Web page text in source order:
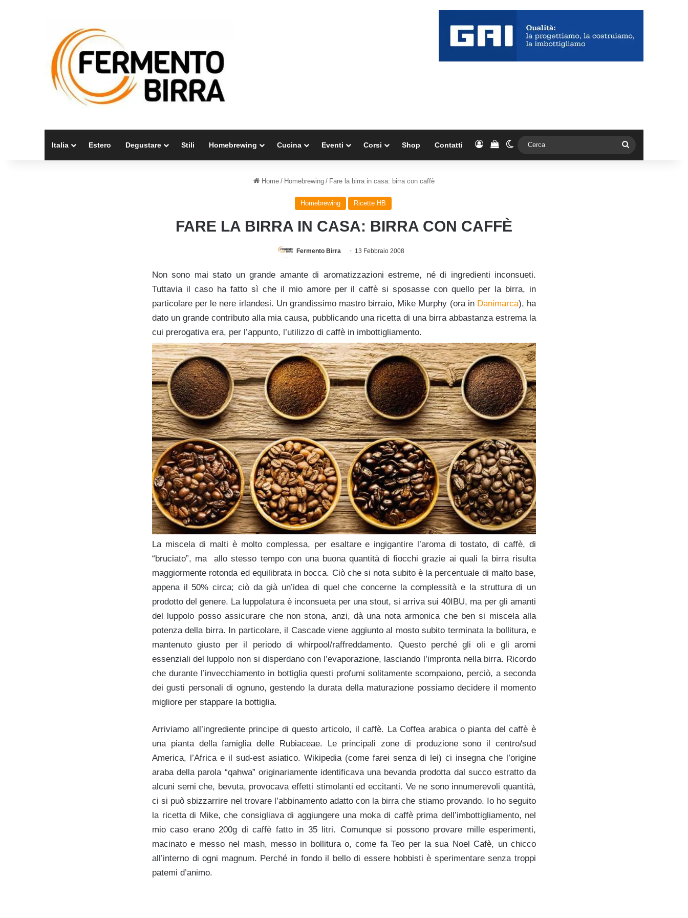
Italia Estero Degustare Stili Homebrewing Cucina Eventi Corsi Shop Contatti AccediVedi il carrello
Cambia aspetto
Home / Homebrewing / Fare la birra in casa: birra con caffè
Homebrewing Ricette HB
FARE LA BIRRA IN CASA: BIRRA CON CAFFÈ
Fermento Birra 13 Febbraio 2008
Non sono mai stato un grande amante di aromatizzazioni estreme, né di ingredienti inconsueti.
Tuttavia il caso ha fatto sì che il mio amore per il caffè si sposasse con quello per la birra, in
particolare per le nere irlandesi. Un grandissimo mastro birraio, Mike Murphy (ora in Danimarca), ha
dato un grande contributo alla mia causa, pubblicando una ricetta di una birra abbastanza estrema la
cui prerogativa era, per l’appunto, l’utilizzo di caffè in imbottigliamento.
La miscela di malti è molto complessa, per esaltare e ingigantire l’aroma di tostato, di caffè, di
“bruciato”, ma allo stesso tempo con una buona quantità di fiocchi grazie ai quali la birra risulta
maggiormente rotonda ed equilibrata in bocca. Ciò che si nota subito è la percentuale di malto base,
appena il 50% circa; ciò da già un’idea di quel che concerne la complessità e la struttura di un
prodotto del genere. La luppolatura è inconsueta per una stout, si arriva sui 40IBU, ma per gli amanti
del luppolo posso assicurare che non stona, anzi, dà una nota armonica che ben si miscela alla
potenza della birra. In particolare, il Cascade viene aggiunto al mosto subito terminata la bollitura, e
mantenuto giusto per il periodo di whirpool/raffreddamento. Questo perché gli oli e gli aromi
essenziali del luppolo non si disperdano con l’evaporazione, lasciando l’impronta nella birra. Ricordo
che durante l’invecchiamento in bottiglia questi profumi solitamente scompaiono, perciò, a seconda
dei gusti personali di ognuno, gestendo la durata della maturazione possiamo decidere il momento
migliore per stappare la bottiglia.
Arriviamo all’ingrediente principe di questo articolo, il caffè. La Coffea arabica o pianta del caffè è
una pianta della famiglia delle Rubiaceae. Le principali zone di produzione sono il centro/sud
America, l’Africa e il sud-est asiatico. Wikipedia (come farei senza di lei) ci insegna che l’origine
araba della parola “qahwa” originariamente identificava una bevanda prodotta dal succo estratto da
alcuni semi che, bevuta, provocava effetti stimolanti ed eccitanti. Ve ne sono innumerevoli quantità,
ci si può sbizzarrire nel trovare l’abbinamento adatto con la birra che stiamo provando. Io ho seguito
la ricetta di Mike, che consigliava di aggiungere una moka di caffè prima dell’imbottigliamento, nel
mio caso erano 200g di caffè fatto in 35 litri. Comunque si possono provare mille esperimenti,
macinato e messo nel mash, messo in bollitura o, come fa Teo per la sua Noel Cafè, un chicco
all’interno di ogni magnum. Perché in fondo il bello di essere hobbisti è sperimentare senza troppi
patemi d’animo.